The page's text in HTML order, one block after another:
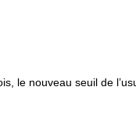
le nouveau seuil de